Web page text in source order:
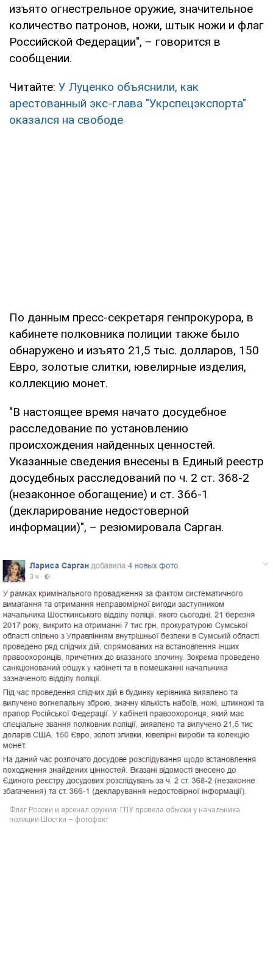
изъято огнестрельное оружие, значительное
количество патронов, ножи, штык ножи и флаг
Российской Федерации", – говорится в
сообщении.
Читайте: У Луценко объяснили, как
арестованный экс-глава "Укрспецэкспорта"
оказался на свободе
По данным пресс-секретаря генпрокурора, в
кабинете полковника полиции также было
обнаружено и изъято 21,5 тыс. долларов, 150
Евро, золотые слитки, ювелирные изделия,
коллекцию монет.
"В настоящее время начато досудебное
расследование по установлению
происхождения найденных ценностей.
Указанные сведения внесены в Единый реестр
досудебных расследований по ч. 2 ст. 368-2
(незаконное обогащение) и ст. 366-1
(декларирование недостоверной
информации)", – резюмировала Сарган.